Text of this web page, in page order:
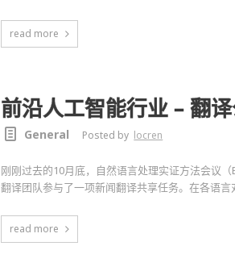
read more
前沿人工智能行业 – 翻
General Posted by locren
刚刚过去的10月底，自然语言处理实证方法会议
翻译团队参与了一项新闻翻译共享任务。在各语言
read more